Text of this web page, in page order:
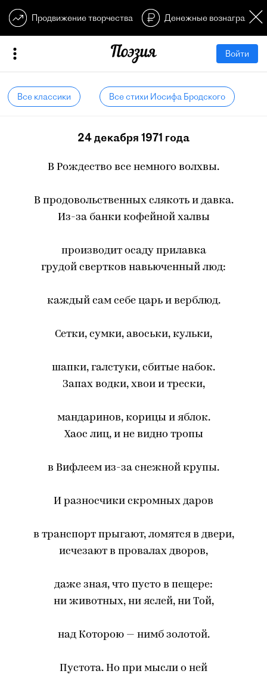
Продвижение творчества Денежные
Войти
Все классики Все стихи Иосифа Бродского
24 декабря 1971 года
В Рождество все немного волхвы.
В продовольственных слякоть и давка.
Из-за банки кофейной халвы
производит осаду прилавка
грудой свертков навьюченный люд:
каждый сам себе царь и верблюд.
Сетки, сумки, авоськи, кульки,
шапки, галстуки, сбитые набок.
Запах водки, хвои и трески,
мандаринов, корицы и яблок.
Хаос лиц, и не видно тропы
в Вифлеем из-за снежной крупы.
И разносчики скромных даров
в транспорт прыгают, ломятся в двери,
исчезают в провалах дворов,
даже зная, что пусто в пещере:
ни животных, ни яслей, ни Той,
над Которою — нимб золотой.
Пустота. Но при мысли о ней